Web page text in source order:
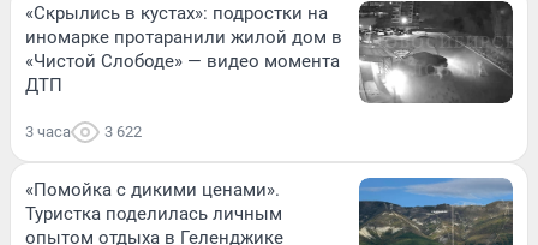
«Скрылись в кустах»: подростки на
иномарке протаранили жилой дом в
«Чистой Слободе» — видео момента
ДТП
3 часа 3 622
«Помойка с дикими ценами».
Туристка поделилась личным
опытом отдыха в Геленджике